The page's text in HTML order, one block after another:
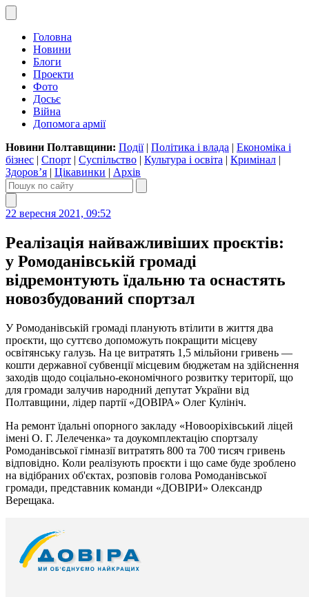
Головна
Новини
Блоги
Проекти
Фото
Досьє
Війна
Допомога армії
Новини Полтавщини: Події| Політика і влада | Економіка і
бізнес | Спорт | Суспільство | Культура і освіта | Кримінал |
Здоров’я | Цікавинки | Архів
22 вересня 2021, 09:52
Реалізація найважливіших проєктів:
у Ромоданівській громаді
відремонтують їдальню та оснастять
новозбудований спортзал
У Ромоданівській громаді планують втілити в життя два
проєкти, що суттєво допоможуть покращити місцеву
освітянську галузь. На це витратять 1,5 мільйони гривень —
кошти державної субвенції місцевим бюджетам на здійснення
заходів щодо соціально-економічного розвитку території, що
для громади залучив народний депутат України від
Полтавщини, лідер партії «ДОВІРА» Олег Кулініч.
На ремонт їдальні опорного закладу «Новооріхівський ліцей
імені О. Г. Лелеченка» та доукомплектацію спортзалу
Ромоданівської гімназії витратять 800 та 700 тисяч гривень
відповідно. Коли реалізують проєкти і що саме буде зроблено
на відібраних об'єктах, розповів голова Ромоданівської
громади, представник команди «ДОВІРИ» Олександр
Верещака.